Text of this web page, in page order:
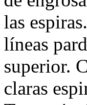
las
líneas
superior.
claras